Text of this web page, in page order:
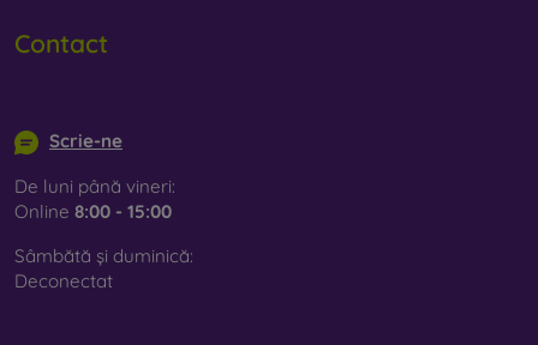
Contact
Scrie-ne
De luni până vineri:
Online 8:00 - 15:00
Sâmbătă și duminică:
Deconectat